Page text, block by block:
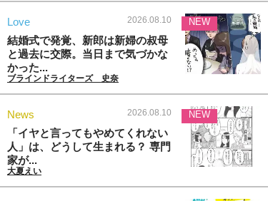
Love 2026.08.10
結婚式で発覚、新郎は新婦の叔母
と過去に交際。当日まで気づかな
かった...
ブラインドライターズ 史奈
NEW
News 2026.08.10
「イヤと言ってもやめてくれない
人」は、どうして生まれる？ 専門
家が...
大夏えい
NEW